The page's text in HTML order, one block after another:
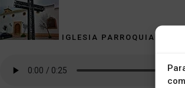
IGLESIA PARROQUIAL